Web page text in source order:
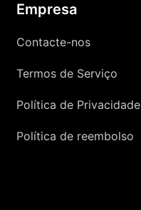
Empresa
Contacte-nos
Termos de Serviço
Política de Privacidade
Política de reembolso